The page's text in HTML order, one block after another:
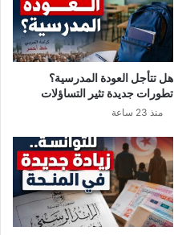
هل تتأجل العودة المدرسية؟
تطورات جديدة تثير التساؤلات
منذ 23 ساعة